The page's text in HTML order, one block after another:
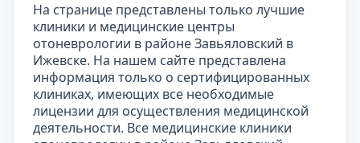
На странице представлены только лучшие
клиники и медицинские центры
отоневрологии в районе Завьяловский в
Ижевске. На нашем сайте представлена
информация только о сертифицированных
клиниках, имеющих все необходимые
лицензии для осуществления медицинской
деятельности. Все медицинские клиники